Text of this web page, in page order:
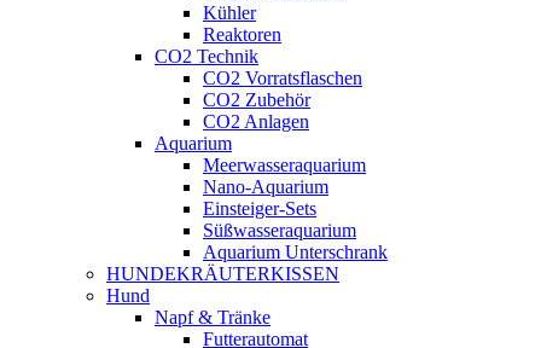
Kühler
Reaktoren
CO2 Technik
CO2 Vorratsflaschen
CO2 Zubehör
CO2 Anlagen
Aquarium
Meerwasseraquarium
Nano-Aquarium
Einsteiger-Sets
Süßwasseraquarium
Aquarium Unterschrank
HUNDEKRÄUTERKISSEN
Hund
Napf & Tränke
Futterautomat